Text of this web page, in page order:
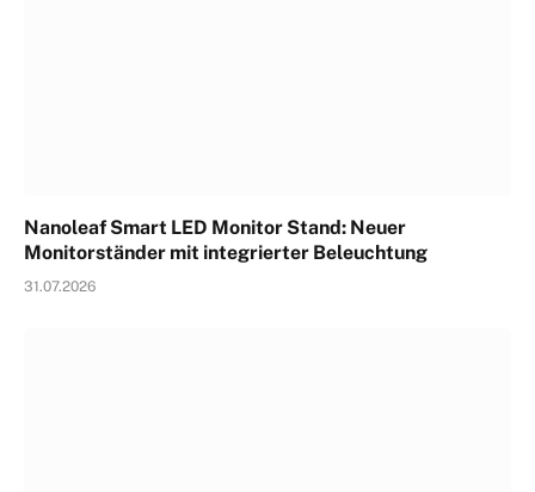
Nanoleaf Smart LED Monitor Stand: Neuer
Monitorständer mit integrierter Beleuchtung
31.07.2026